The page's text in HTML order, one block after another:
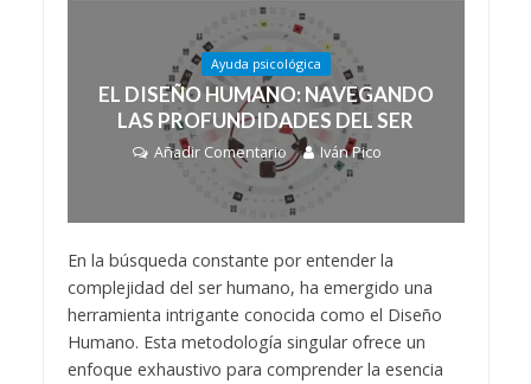
Ayuda psicológica
EL DISEÑO HUMANO: NAVEGANDO
LAS PROFUNDIDADES DEL SER
Añadir Comentario Iván Pico
En la búsqueda constante por entender la
complejidad del ser humano, ha emergido una
herramienta intrigante conocida como el Diseño
Humano. Esta metodología singular ofrece un
enfoque exhaustivo para comprender la esencia